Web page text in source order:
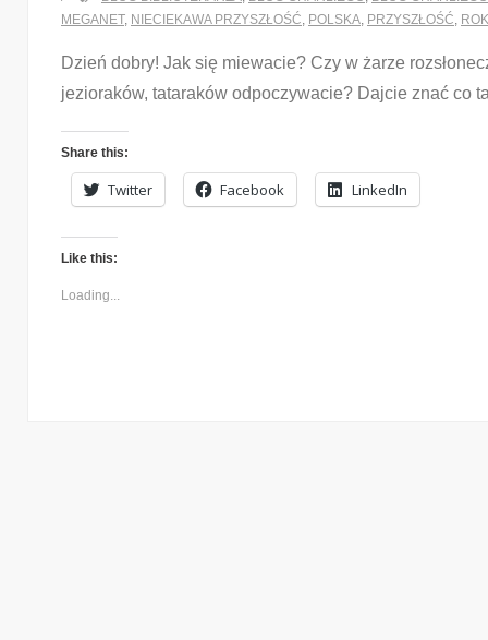
MEGANET, NIECIEKAWA PRZYSZŁOŚĆ, POLSKA, PRZYSZŁOŚĆ,
Dzień dobry! Jak się miewacie? Czy w żarze
jezioraków, tataraków odpoczywacie? Dajcie znać co
Share this:
Twitter Facebook LinkedIn
Like this:
Loading...